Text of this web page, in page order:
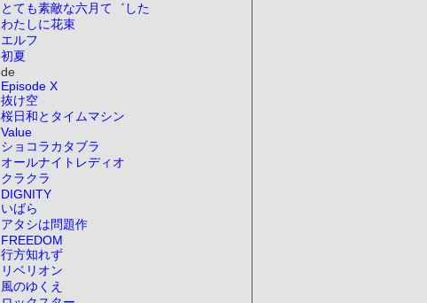
とても素敵な六月て゛した
わたしに花束
エルフ
初夏
de
Episode X
抜け空
桜日和とタイムマシン
Value
ショコラカタブラ
オールナイトレディオ
クラクラ
DIGNITY
いばら
アタシは問題作
FREEDOM
行方知れず
リベリオン
風のゆくえ